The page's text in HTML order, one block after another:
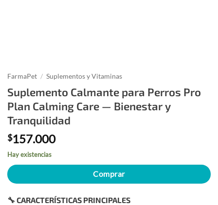
FarmaPet / Suplementos y Vitaminas
Suplemento Calmante para Perros Pro
Plan Calming Care — Bienestar y
Tranquilidad
$157.000
Hay existencias
Comprar
🔧 CARACTERÍSTICAS PRINCIPALES